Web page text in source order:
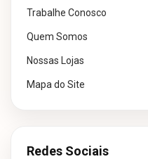
Trabalhe Conosco
Quem Somos
Nossas Lojas
Mapa do Site
Redes Sociais